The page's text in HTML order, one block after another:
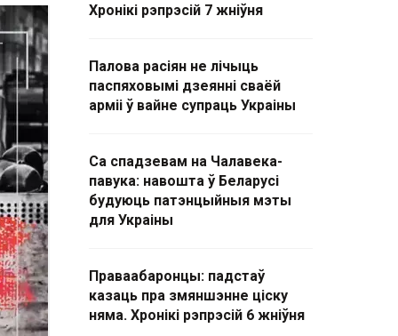
Хронікі рэпрэсій 7 жніўня
Палова расіян не лічыць
паспяховымі дзеянні сваёй
арміі ў вайне супраць Украіны
Са спадзевам на Чалавека-
павука: навошта ў Беларусі
будуюць патэнцыйныя мэты
для Украіны
Праваабаронцы: падстаў
казаць пра змяншэнне ціску
няма. Хронікі рэпрэсій 6 жніўня